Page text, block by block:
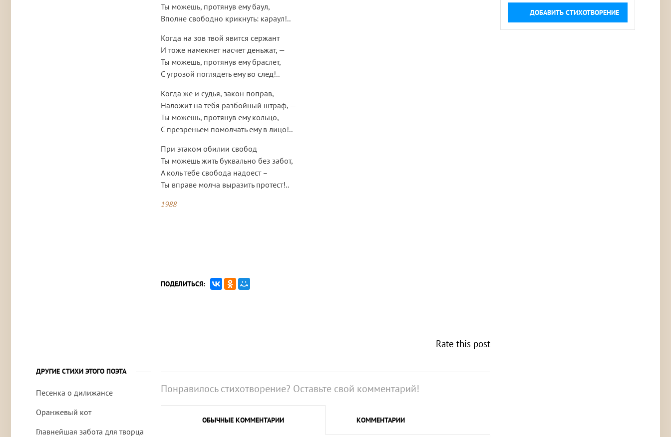
Ты можешь, протянув ему баул,
Вполне свободно крикнуть: караул!..
Когда на зов твой явится сержант
И тоже намекнет насчет деньжат, —
Ты можешь, протянув ему браслет,
С угрозой поглядеть ему во след!..
Когда же и судья, закон поправ,
Наложит на тебя разбойный штраф, —
Ты можешь, протянув ему кольцо,
С презреньем помолчать ему в лицо!..
При этаком обилии свобод
Ты можешь жить буквально без забот,
А коль тебе свобода надоест –
Ты вправе молча выразить протест!..
1988
ПОДЕЛИТЬСЯ:
Rate this post
ДРУГИЕ СТИХИ ЭТОГО ПОЭТА
Песенка о дилижансе
Оранжевый кот
Главнейшая забота для творца
Понравилось стихотворение? Оставьте свой комментарий!
ОБЫЧНЫЕ КОММЕНТАРИИ КОММЕНТАРИИ
ДОБАВИТЬ СТИХОТВОРЕНИЕ